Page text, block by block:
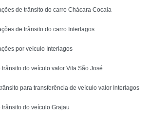
de trânsito do carro Chácara Cocaia
de trânsito do carro Interlagos
por veículo Interlagos
trânsito do veículo valor Vila São José
para transferência de veículo valor Interlagos
trânsito do veículo Grajau